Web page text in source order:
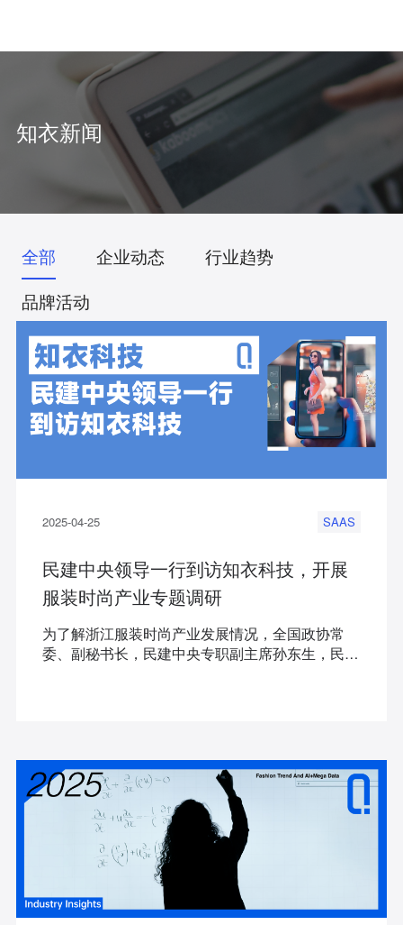
知衣新闻
全部 企业动态
行业趋势
品牌活动
2025-04-25 SAAS
民建中央领导一行到访知衣科技，开展
服装时尚产业专题调研
为了解浙江服装时尚产业发展情况，全国政协常
委、副秘书长，民建中央专职副主席孙东生，民建